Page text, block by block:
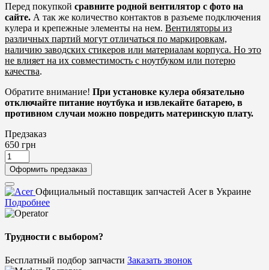
Перед покупкой сравните родной вентилятор с фото на
сайте. А так же количество контактов в разъеме подключения
кулера и крепежные элементы на нем. Вентиляторы из
различных партий могут отличаться по маркировкам,
наличию заводских стикеров или материалам корпуса. Но это
не влияет на их совместимость с ноутбуком или потерю
качества.
Обратите внимание! При установке кулера обязательно
отключайте питание ноутбука и извлекайте батарею, в
противном случаи можно повредить материнскую плату.
Предзаказ
650 грн
Оформить предзаказ
Официальный поставщик запчастей Acer в Украине
Подробнее
Трудности с выбором?
Бесплатный подбор запчасти Заказать звонок